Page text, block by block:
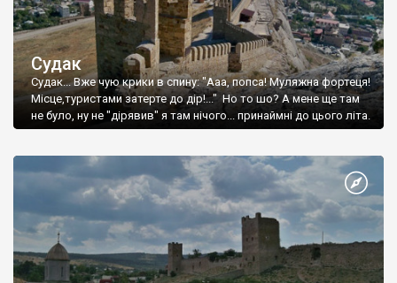
Судак
Судак... Вже чую крики в спину: "Ааа, попса! Муляжна фортеця!
Місце,туристами затерте до дір!..." Но то шо? А мене ще там
не було, ну не "дірявив" я там нічого... принаймні до цього літа.